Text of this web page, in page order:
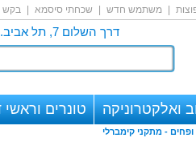
משתמש חדש שכחתי סיסמא בקש
דרך השלום 7, תל אביב. חייג: 03-6091092
ואלקטרוניקה טונרים וראשי
ופחים - מתקני קימברלי